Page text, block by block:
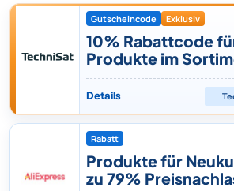
Gutscheincode Exklusiv
10% Rabattcode
Produkte im
Details
Rabatt
Produkte für
zu 79%